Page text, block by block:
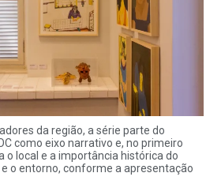
da região, a série parte do
como eixo narrativo e, no primeiro
o local e a importância histórica do
o entorno, conforme a apresentação